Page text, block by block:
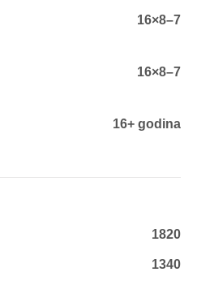
16×8–7
16×8–7
16+ godina
1820
1340